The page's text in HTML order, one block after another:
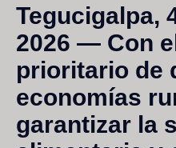
Tegucigalpa,
2026 — Con
prioritario de
economías
garantizar la